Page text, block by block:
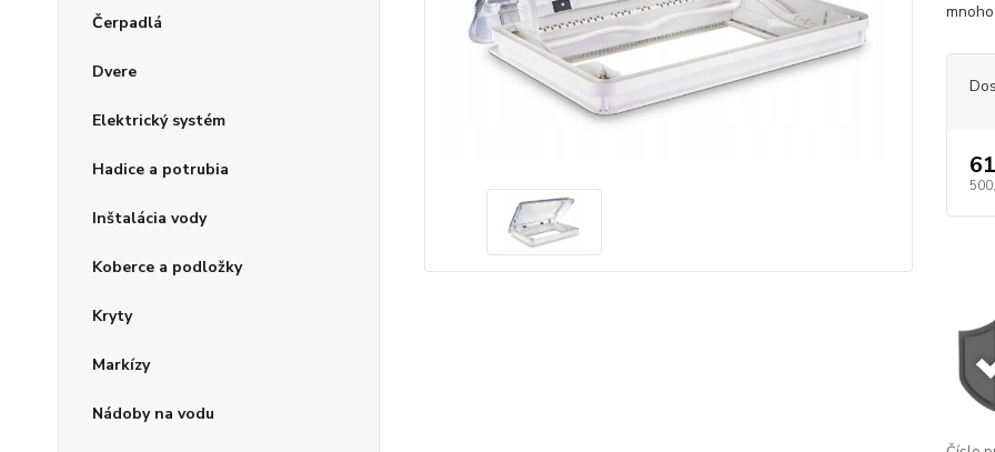
Čerpadlá
Dvere
Elektrický systém
Hadice a potrubia
Inštalácia vody
Koberce a podložky
Kryty
Markízy
Nádoby na vodu